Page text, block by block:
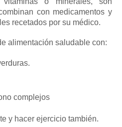
con medicamentos y
recetados por su médico.
alimentación saludable con:
complejos
y hacer ejercicio también.